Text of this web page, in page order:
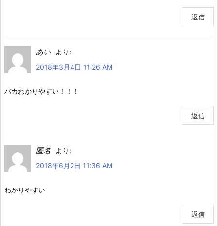
返信
あい
より:
2018年3月4日 11:26 AM
バカわかりやすい！！！
返信
匿名
より:
2018年6月2日 11:36 AM
わかりやすい
返信